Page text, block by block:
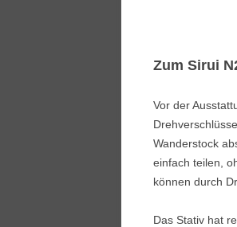
Zum Sirui
Vor der
Wanderstock
einfach teilen,
können durch
Das Stativ hat